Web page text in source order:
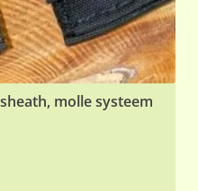
molle systeem